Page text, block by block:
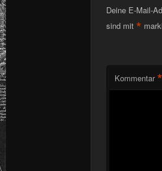
Deine E-Mail-
sind mit *
Kommentar *